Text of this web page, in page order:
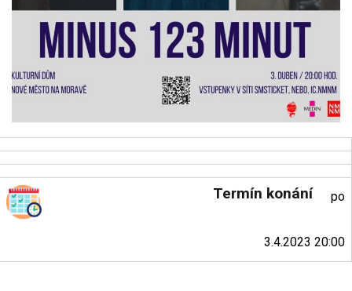
Termín konání po
3.4.2023 20:00